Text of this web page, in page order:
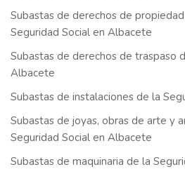
Subastas de derechos de
Seguridad Social en Albacete
Subastas de derechos de traspaso
Albacete
Subastas de instalaciones de la
Subastas de joyas, obras de arte y
Seguridad Social en Albacete
Subastas de maquinaria de la